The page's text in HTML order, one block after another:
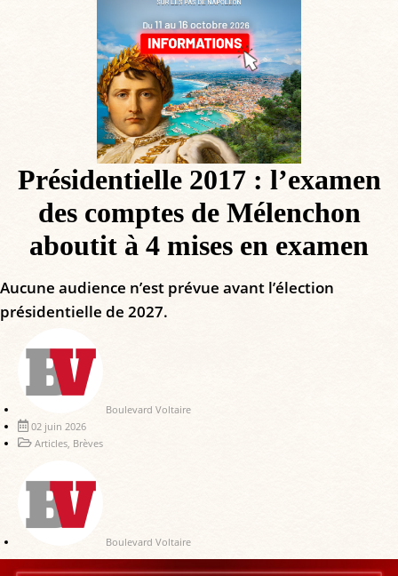
Présidentielle 2017 : l’examen
des comptes de Mélenchon
aboutit à 4 mises en examen
Aucune audience n’est prévue avant l’élection
présidentielle de 2027.
Boulevard Voltaire
02 juin 2026
Articles, Brèves
Boulevard Voltaire